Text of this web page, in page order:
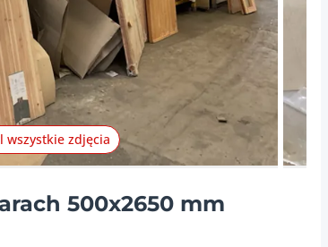
wszystkie zdjęcia
500x2650 mm